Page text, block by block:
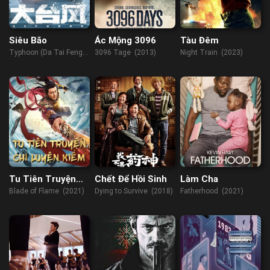
Siêu Bão
Typhoon (Da Tai Feng)
Ác Mộng 3096
3096 Tage (2013)
Tàu Đêm
Night Train (2023)
Tu Tiên Truyện
Chi Luyện Kiếm
Blade of Flame (2021)
Chết Để Hồi Sinh
Dying to Survive (2018)
Làm Cha
Fatherhood (2021)